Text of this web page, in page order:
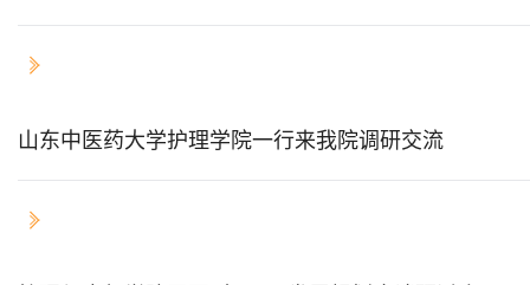
山东中医药大学护理学院一行来我院调研交流